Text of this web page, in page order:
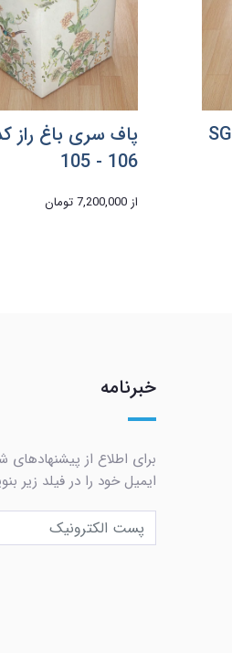
پاف سری باغ راز کد 4-SG
105 - 106
از 7,200,000 تومان
خبرنامه
برای اطلاع از
ایمیل خود را در فیلد زیر